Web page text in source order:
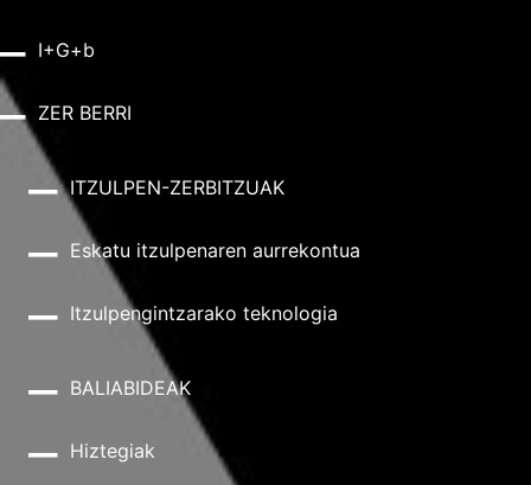
I+G+b
ZER BERRI
ITZULPEN-ZERBITZUAK
Eskatu itzulpenaren aurrekontua
Itzulpengintzarako teknologia
BALIABIDEAK
Hiztegiak